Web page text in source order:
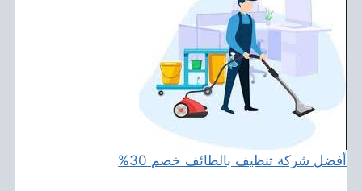
أفضل شركة تنظيف بالطائف خصم 30%